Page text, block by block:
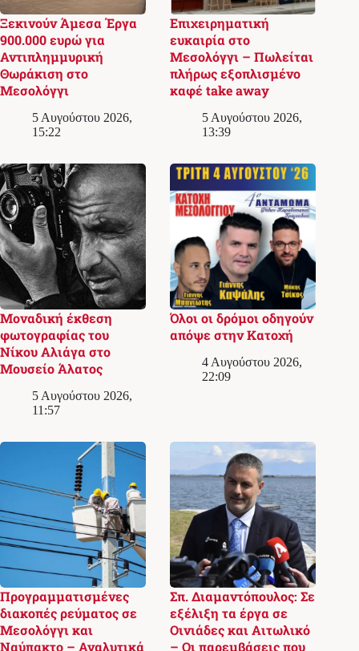
Ξεκινούν Άμεσα Έργα
900.000 ευρώ για
Αντιπλημμυρική
Θωράκιση στο
Μεσολόγγι
5 Αυγούστου 2026,
15:22
Επιχειρηματική
ευκαιρία στο
Μεσολόγγι – Πωλείται
πλήρως εξοπλισμένο
καφέ take away
5 Αυγούστου 2026,
13:39
Μοναδική έκθεση
φωτογραφίας του
Νίκου Αλιάγα στο
Μουσείο Άλατος
5 Αυγούστου 2026,
11:57
Όλοι οι δρόμοι οδηγούν
απόψε στην Κατοχή
4 Αυγούστου 2026,
22:09
Προγραμματισμένες
διακοπές ρεύματος σε
Μεσολόγγι και
Ναύπακτο – Αναλυτικά
Σπ. Διαμαντόπουλος: Σε
εξέλιξη τα έργα σε
Οινιάδες και Αιτωλικό
– Οι παρεμβάσεις που